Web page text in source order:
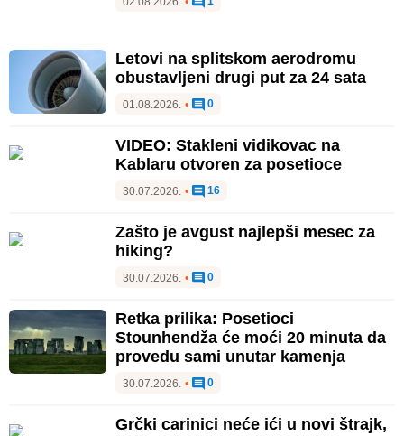
Letovi na splitskom aerodromu
obustavljeni drugi put za 24 sata
01.08.2026. • 0
VIDEO: Stakleni vidikovac na
Kablaru otvoren za posetioce
30.07.2026. • 16
Zašto je avgust najlepši mesec za
hiking?
30.07.2026. • 0
Retka prilika: Posetioci
Stounhendža će moći 20 minuta da
provedu sami unutar kamenja
30.07.2026. • 0
Grčki carinici neće ići u novi štrajk,